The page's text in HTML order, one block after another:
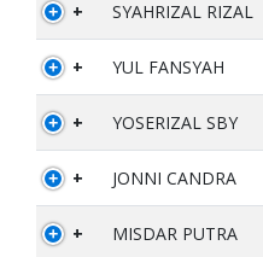
+ SYAHRIZAL RIZAL
+ YUL FANSYAH
+ YOSERIZAL SBY
+ JONNI CANDRA
+ MISDAR PUTRA